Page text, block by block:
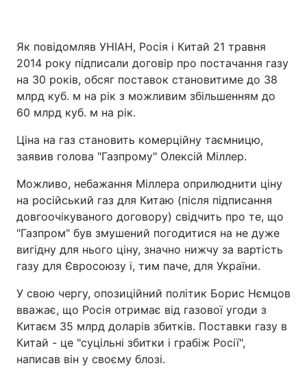
Як повідомляв УНІАН, Росія і Китай 21 травня
2014 року підписали договір про постачання газу
на 30 років, обсяг поставок становитиме до 38
млрд куб. м на рік з можливим збільшенням до
60 млрд куб. м на рік.
Ціна на газ становить комерційну таємницю,
заявив голова "Газпрому" Олексій Міллер.
Можливо, небажання Міллера оприлюднити ціну
на російський газ для Китаю (після підписання
довгоочікуваного договору) свідчить про те, що
"Газпром" був змушений погодитися на не дуже
вигідну для нього ціну, значно нижчу за вартість
газу для Євросоюзу і, тим паче, для України.
У свою чергу, опозиційний політик Борис Нємцов
вважає, що Росія отримає від газової угоди з
Китаєм 35 млрд доларів збитків. Поставки газу в
Китай - це "суцільні збитки і грабіж Росії",
написав він у своєму блозі.